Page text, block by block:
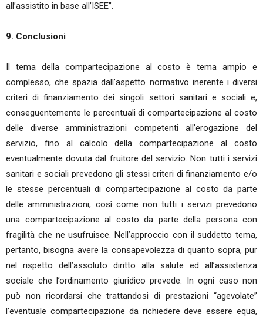
all’assistito in base all’ISEE”.
9. Conclusioni
Il tema della compartecipazione al costo è tema ampio e
complesso, che spazia dall’aspetto normativo inerente i diversi
criteri di finanziamento dei singoli settori sanitari e sociali e,
conseguentemente le percentuali di compartecipazione al costo
delle diverse amministrazioni competenti all’erogazione del
servizio, fino al calcolo della compartecipazione al costo
eventualmente dovuta dal fruitore del servizio. Non tutti i servizi
sanitari e sociali prevedono gli stessi criteri di finanziamento e/o
le stesse percentuali di compartecipazione al costo da parte
delle amministrazioni, così come non tutti i servizi prevedono
una compartecipazione al costo da parte della persona con
fragilità che ne usufruisce. Nell’approccio con il suddetto tema,
pertanto, bisogna avere la consapevolezza di quanto sopra, pur
nel rispetto dell’assoluto diritto alla salute ed all’assistenza
sociale che l’ordinamento giuridico prevede. In ogni caso non
può non ricordarsi che trattandosi di prestazioni “agevolate”
l’eventuale compartecipazione da richiedere deve essere equa,